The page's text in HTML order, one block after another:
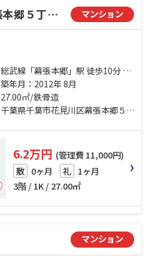
千葉市花見川区幕張本郷５丁目のマンション マンション
総武線「幕張本郷」駅 徒歩10分 京
成千葉線「京成幕張本郷」駅 徒歩
10分 総武線「幕張」駅 徒歩24分
築年月：2012年 8月
27.00㎡/鉄骨造
千葉県千葉市花見川区幕張本郷５丁目
6.2万円 (管理費 11,000円)
敷 0ヶ月 礼 1ヶ月
3階 / 1K / 27.00㎡
マンション